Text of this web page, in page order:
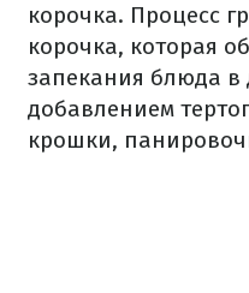
корочка. Процесс
корочка, которая
запекания блюда в
добавлением
крошки,